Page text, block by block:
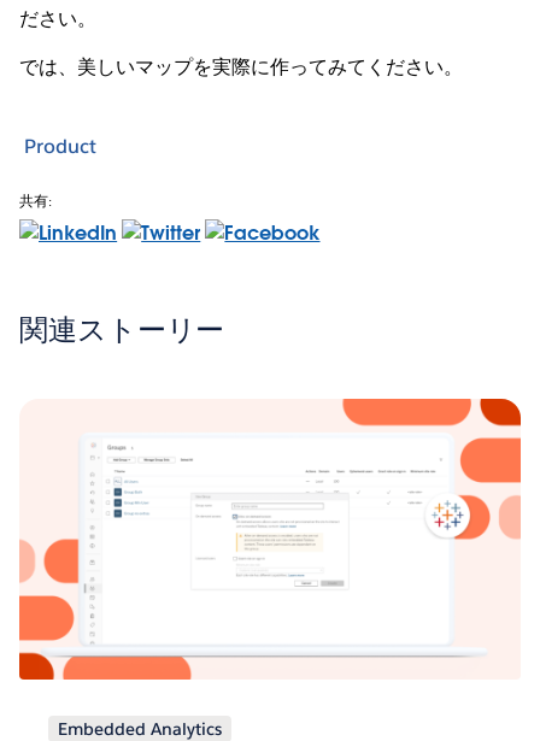
ださい。
では、美しいマップを実際に作ってみてください。
Product
共有:
関連ストーリー
Embedded Analytics